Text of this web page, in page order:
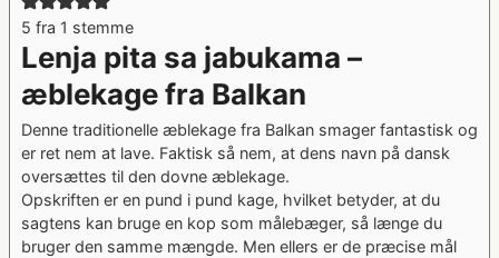
5 fra 1 stemme
Lenja pita sa jabukama –
æblekage fra Balkan
Denne traditionelle æblekage fra Balkan smager fantastisk og
er ret nem at lave. Faktisk så nem, at dens navn på dansk
oversættes til den dovne æblekage.
Opskriften er en pund i pund kage, hvilket betyder, at du
sagtens kan bruge en kop som målebæger, så længe du
bruger den samme mængde. Men ellers er de præcise mål